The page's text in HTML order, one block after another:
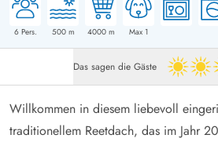
6Pers. 500m 4000m Max 1
Das sagen die Gäste
Willkommen in diesem liebevoll
traditionellem Reetdach, das im Jahr